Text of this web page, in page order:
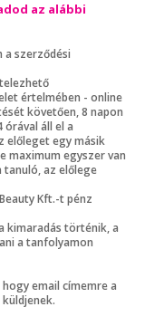
az alábbi
szerződési
értelmében - online
követően, 8 napon
órával áll el a
előleget egy másik
maximum egyszer van
tanuló, az előlege
Kft.-t pénz
kimaradás történik, a
a tanfolyamon
email címemre a